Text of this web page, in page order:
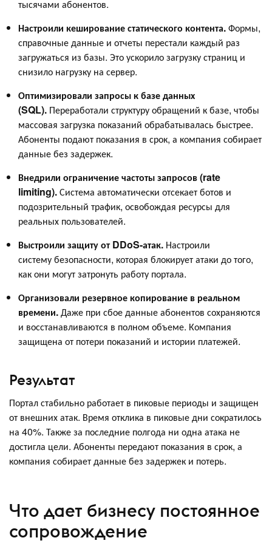
тысячами абонентов.
Настроили кеширование статического контента.Формы,
справочные данные и отчеты перестали каждый раз
загружаться из базы. Это ускорило загрузку страниц и
снизило нагрузку на сервер.
Оптимизировали запросы к базе данных
(SQL). Переработали структуру обращений к базе, чтобы
массовая загрузка показаний обрабатывалась быстрее.
Абоненты подают показания в срок, а компания собирает
данные без задержек.
Внедрили ограничение частоты запросов (rate
limiting).Система автоматически отсекает ботов и
подозрительный трафик, освобождая ресурсы для
реальных пользователей.
Выстроили защиту от DDoS-атак. Настроили
систему безопасности, которая блокирует атаки до того,
как они могут затронуть работу портала.
Организовали резервное копирование в реальном
времени.Даже при сбое данные абонентов сохраняются
и восстанавливаются в полном объеме. Компания
защищена от потери показаний и истории платежей.
Результат
Портал стабильно работает в пиковые периоды и защищен
от внешних атак. Время отклика в пиковые дни сократилось
на 40%. Также за последние полгода ни одна атака не
достигла цели. Абоненты передают показания в срок, а
компания собирает данные без задержек и потерь.
Что дает бизнесу постоянное
сопровождение